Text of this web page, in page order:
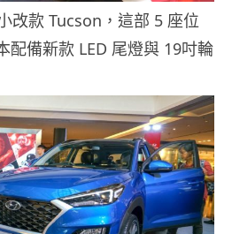
改款 Tucson，這部 5 座位
備新款 LED 尾燈與 19吋輪